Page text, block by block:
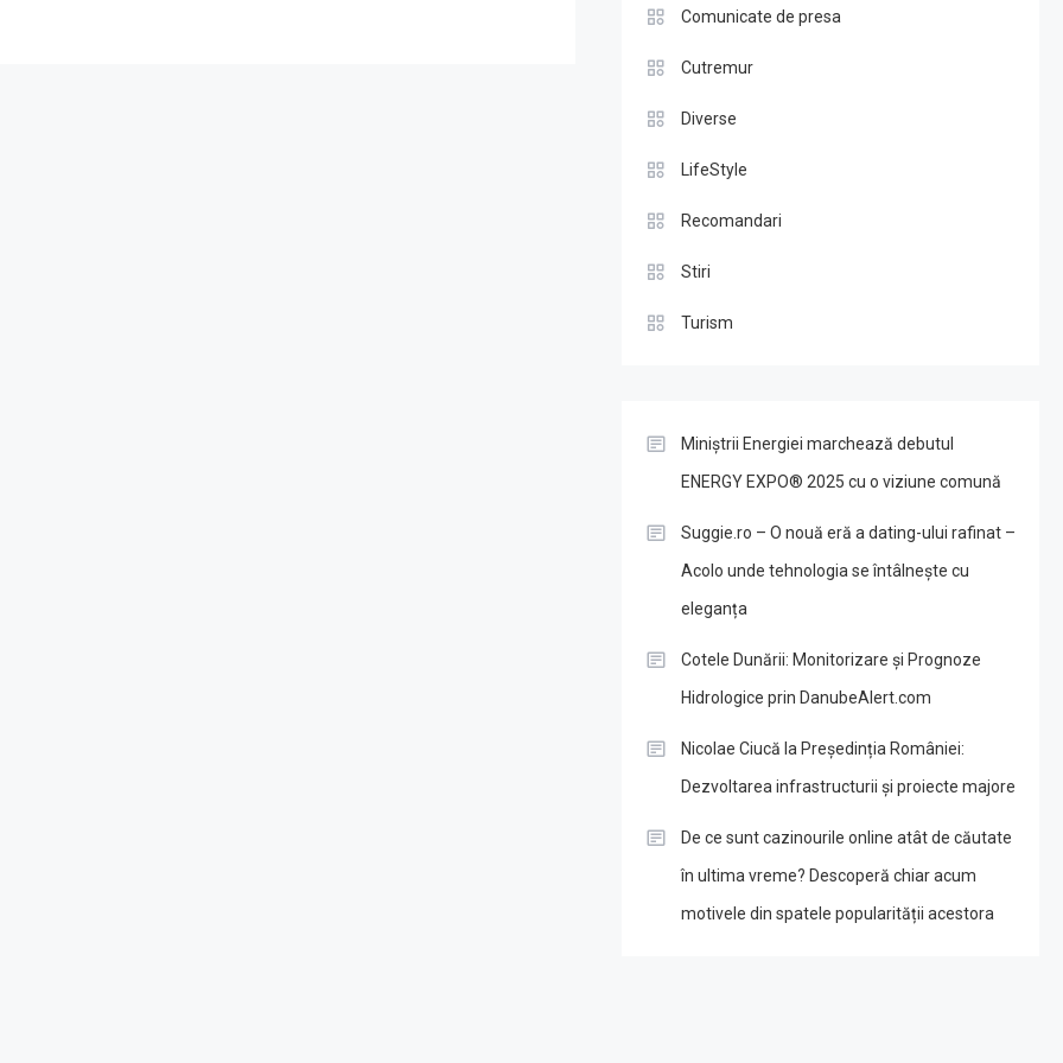
Comunicate de presa
Cutremur
Diverse
LifeStyle
Recomandari
Stiri
Turism
Miniștrii Energiei marchează debutul
ENERGY EXPO® 2025 cu o viziune comună
Suggie.ro – O nouă eră a dating-ului rafinat –
Acolo unde tehnologia se întâlnește cu
eleganța
Cotele Dunării: Monitorizare și Prognoze
Hidrologice prin DanubeAlert.com
Nicolae Ciucă la Președinția României:
Dezvoltarea infrastructurii și proiecte majore
De ce sunt cazinourile online atât de căutate
în ultima vreme? Descoperă chiar acum
motivele din spatele popularității acestora